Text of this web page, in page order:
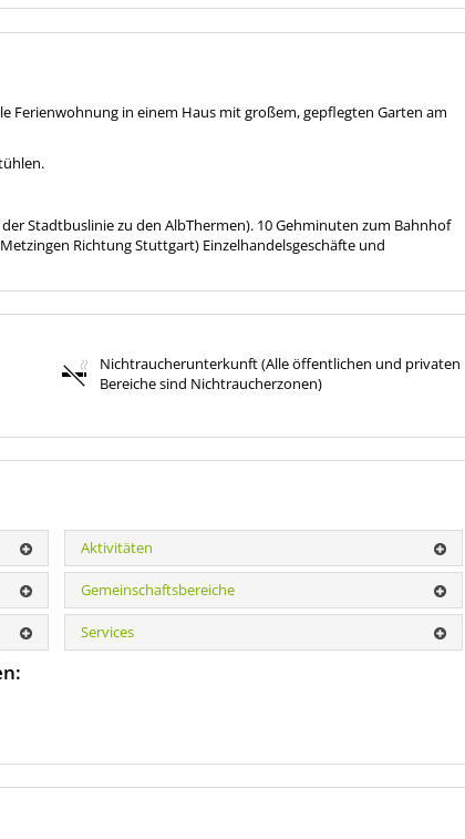
Ferienwohnung in einem Haus mit großem, gepflegten Garten am
Stadtbuslinie zu den AlbThermen). 10 Gehminuten zum Bahnhof
Richtung Stuttgart) Einzelhandelsgeschäfte und
Nichtraucherunterkunft (Alle öffentlichen und privaten
Bereiche sind Nichtraucherzonen)
Aktivitäten
Gemeinschaftsbereiche
Services